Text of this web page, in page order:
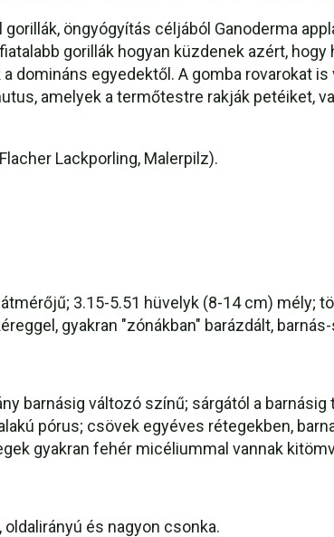
öngyógyítás céljából Ganoderma
gorillák hogyan küzdenek azért,
domináns egyedektől. A gomba rovarokat
amelyek a termőtestre rakják petéiket,
Lackporling, Malerpilz).
3.15-5.51 hüvelyk (8-14 cm) mély;
gyakran "zónákban" barázdált,
barnásig változó színű; sárgától a
pórus; csövek egyéves rétegekben,
gyakran fehér micéliummal vannak
és nagyon csonka.